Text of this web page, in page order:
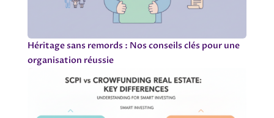
Héritage sans remords : Nos conseils clés pour une
organisation réussie